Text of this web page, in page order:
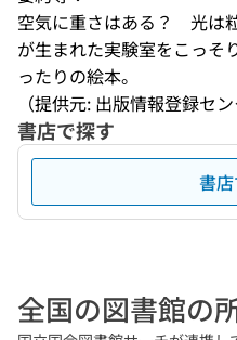
空気に重さはある？　光は
が生まれた実験室をこっそ
ったりの絵本。
（提供元: 出版情報登録セ
書店で探す
書
全国の図書館の